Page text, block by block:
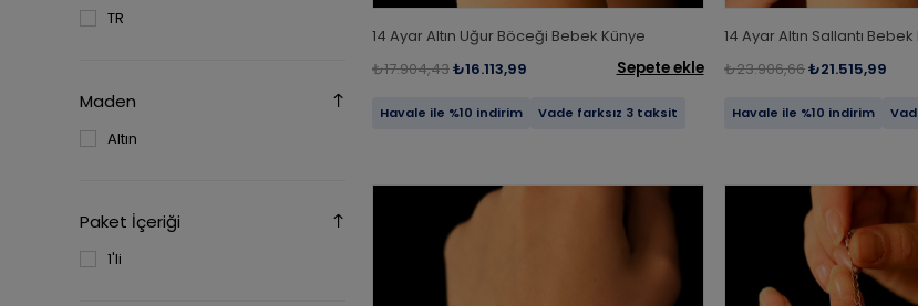
TR
Maden
Altın
Paket İçeriği
1'li
14 Ayar Altın Uğur Böceği Bebek Künye
₺17.904,43₺16.113,99 Sepete ekle
Havale ile %10 indirim Vade farksız 3 taksit
14 Ayar Altın Sallantı
₺23.906,66₺21.515,99
Havale ile %10 indirim